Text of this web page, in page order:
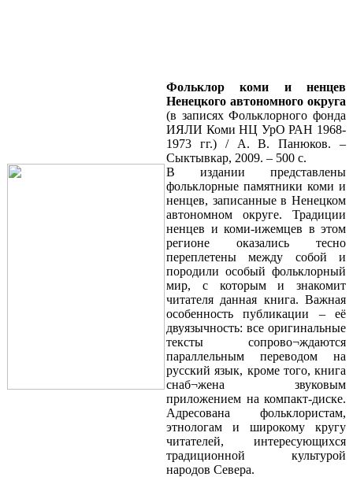
Фольклор коми и ненцев
Ненецкого автономного округа
(в записях Фольклорного фонда
ИЯЛИ Коми НЦ УрО РАН 1968-
1973 гг.) / А. В. Панюков. –
Сыктывкар, 2009. – 500 с.
В издании представлены
фольклорные памятники коми и
ненцев, записанные в Ненецком
автономном округе. Традиции
ненцев и коми-ижемцев в этом
регионе оказались тесно
переплетены между собой и
породили особый фольклорный
мир, с которым и знакомит
читателя данная книга. Важная
особенность публикации – её
двуязычность: все оригинальные
тексты сопрово¬ждаются
параллельным переводом на
русский язык, кроме того, книга
снаб¬жена звуковым
приложением на компакт-диске.
Адресована фольклористам,
этнологам и широкому кругу
читателей, интересующихся
традиционной культурой
народов Севера.